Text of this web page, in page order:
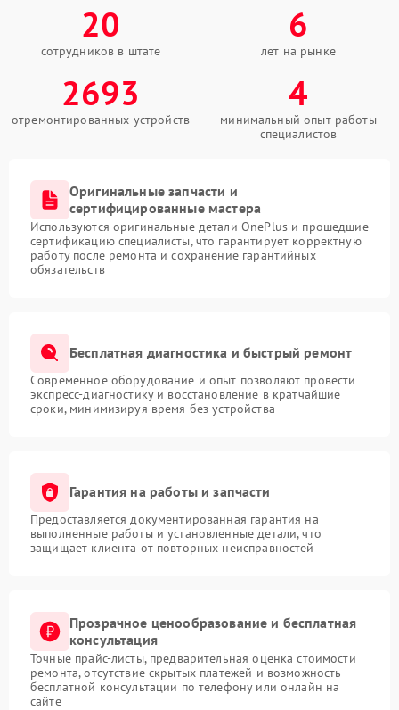
20
сотрудников в штате
6
лет на рынке
2693
отремонтированных устройств
4
минимальный опыт работы
специалистов
Оригинальные запчасти и
сертифицированные мастера
Используются оригинальные детали OnePlus и прошедшие
сертификацию специалисты, что гарантирует корректную
работу после ремонта и сохранение гарантийных
обязательств
Бесплатная диагностика и быстрый ремонт
Современное оборудование и опыт позволяют провести
экспресс-диагностику и восстановление в кратчайшие
сроки, минимизируя время без устройства
Гарантия на работы и запчасти
Предоставляется документированная гарантия на
выполненные работы и установленные детали, что
защищает клиента от повторных неисправностей
Прозрачное ценообразование и бесплатная
консультация
Точные прайс-листы, предварительная оценка стоимости
ремонта, отсутствие скрытых платежей и возможность
бесплатной консультации по телефону или онлайн на
сайте